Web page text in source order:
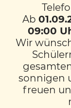
Mariatrost
Besonders
wir die
durften.
diesem
Ab
09:00
Wir
sonnigen
freuen